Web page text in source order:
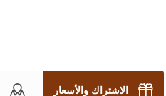
الاشتراك والأسعار